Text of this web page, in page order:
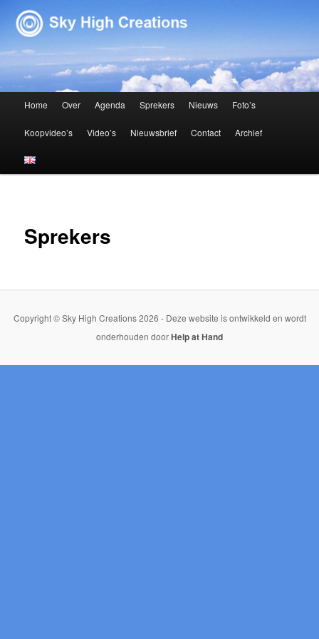
Sky High Creations
Spring naar de primaire inhoud
Spring naar de secundaire inhoud
Home Over Agenda Sprekers Nieuws Foto’s
Koopvideo’s Video’s Nieuwsbrief Contact Archief
Sprekers
Copyright © Sky High Creations 2026 - Deze website is ontwikkeld en wordt
onderhouden doorHelp at Hand